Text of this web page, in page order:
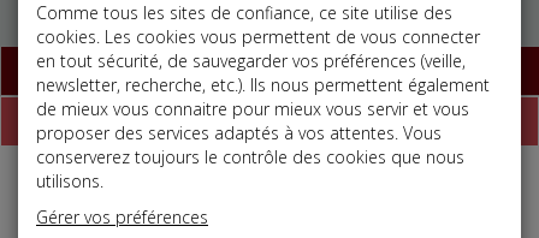
Base documentaire
La paye
SMIC taux horaire : 12,31 € (Mayotte : 9,56 €)
Comme tous les sites de confiance, ce site utilise des
cookies. Les cookies vous permettent de vous connecter
en tout sécurité, de sauvegarder vos préférences (veille,
newsletter, recherche, etc.). Ils nous permettent également
de mieux vous connaitre pour mieux vous servir et vous
proposer des services adaptés à vos attentes. Vous
conserverez toujours le contrôle des cookies que nous
utilisons.
Gérer vos préférences